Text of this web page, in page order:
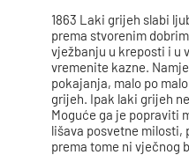
1863 Laki grijeh slabi
prema stvorenim
vježbanju u kreposti i u
vremenite kazne.
pokajanja, malo po
grijeh. Ipak laki grijeh
Moguće ga je popraviti
lišava posvetne milosti,
prema tome ni vječnog